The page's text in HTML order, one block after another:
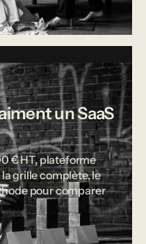
un SaaS
€ HT, plateforme
grille complète, le
pour comparer